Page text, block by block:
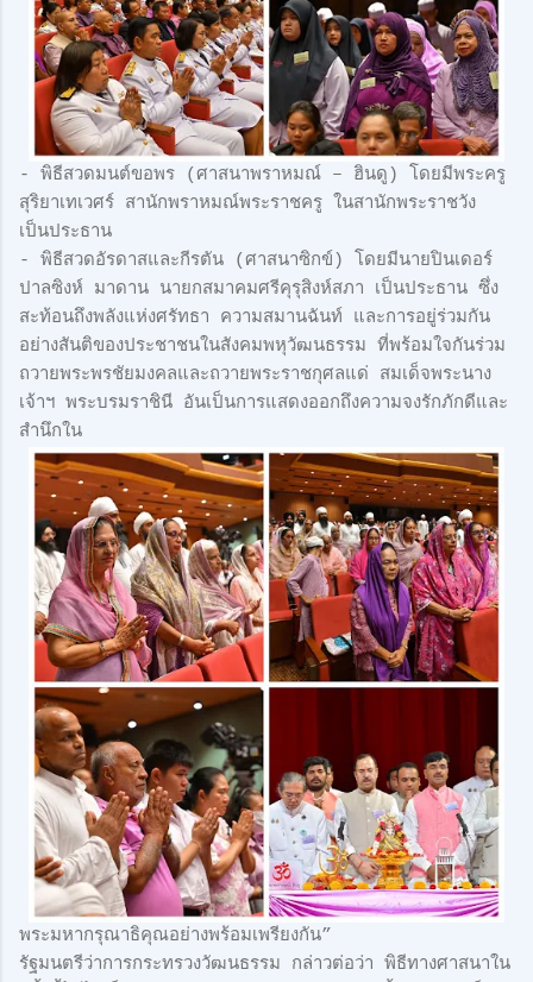
-
พิธีสวดมนต์ขอพร (ศาสนาพราหมณ์ – ฮินดู) โดยมีพระครู
สุริยาเทเวศร์ สานักพราหมณ์พระราชครู ในสานักพระราชวัง
เป็นประธาน
-
พิธีสวดอัรดาสและกีรตัน (ศาสนาซิกข์) โดยมีนายปินเดอร์
ปาลซิงห์ มาดาน นายกสมาคมศรีคุรุสิงห์สภา เป็นประธาน ซึ่ง
สะท้อนถึงพลังแห่งศรัทธา ความสมานฉันท์ และการอยู่ร่วมกัน
อย่างสันติของประชาชนในสังคมพหุวัฒนธรรม ที่พร้อมใจกันร่วม
ถวายพระพรชัยมงคลและถวายพระราชกุศลแด่ สมเด็จพระนาง
เจ้าฯ พระบรมราชินี อันเป็นการแสดงออกถึงความจงรักภักดีและ
สำนึกใน
พระมหากรุณาธิคุณอย่างพร้อมเพรียงกัน”
รัฐมนตรีว่าการกระทรวงวัฒนธรรม กล่าวต่อว่า พิธีทางศาสนาใน